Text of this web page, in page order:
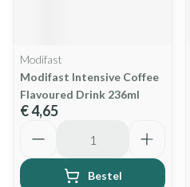
Modifast
Modifast Intensive Coffee
Flavoured Drink 236ml
€ 4,65
Bestel